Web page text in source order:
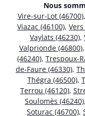
Nous
Vire-sur-Lot (46700),
Viazac (46100),
Vaylats (46230),
Valprionde (46800),
(46240), Trespoux-
de-Faure (46330),
Thégra (46500),
Terrou (46120),
Soulomès (46240),
Soturac (46700),